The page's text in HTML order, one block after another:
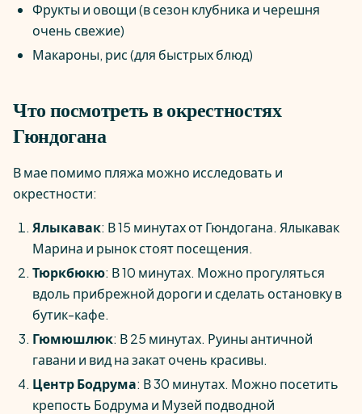
Фрукты и овощи (в сезон клубника и черешня
очень свежие)
Макароны, рис (для быстрых блюд)
Что посмотреть в окрестностях
Гюндогана
В мае помимо пляжа можно исследовать и
окрестности:
Ялыкавак: В 15 минутах от Гюндогана. Ялыкавак
Марина и рынок стоят посещения.
Тюркбюкю: В 10 минутах. Можно прогуляться
вдоль прибрежной дороги и сделать остановку в
бутик-кафе.
Гюмюшлюк: В 25 минутах. Руины античной
гавани и вид на закат очень красивы.
Центр Бодрума: В 30 минутах. Можно посетить
крепость Бодрума и Музей подводной